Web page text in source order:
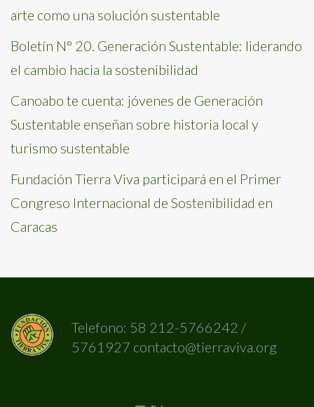
arte como una solución sustentable
Boletín N° 20. Generación Sustentable: liderando
el cambio hacia la sostenibilidad
Canoabo te cuenta: jóvenes de Generación
Sustentable enseñan sobre historia local y
turismo sustentable
Fundación Tierra Viva participará en el Primer
Congreso Internacional de Sostenibilidad en
Caracas
Telefono: 58 212-5766242 /
5761927 contacto@tierraviva.org